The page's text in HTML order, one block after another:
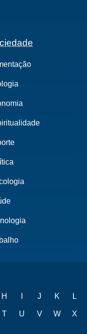
H J K L
T U V W X